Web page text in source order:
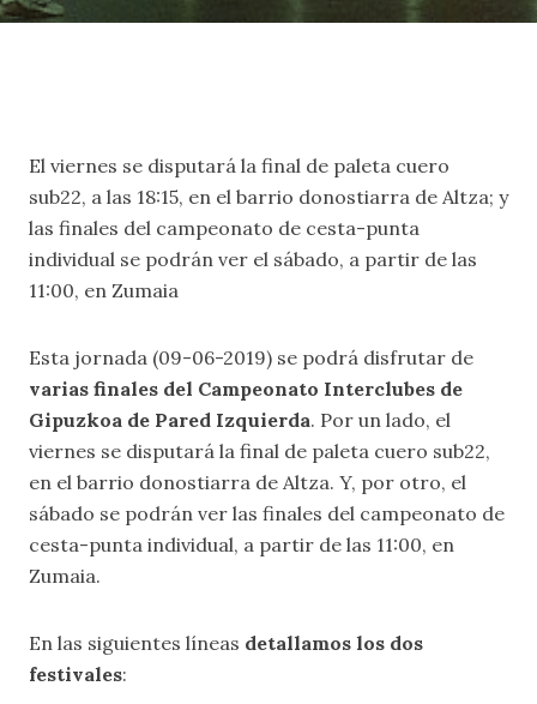
El viernes se disputará la final de paleta cuero
sub22, a las 18:15, en el barrio donostiarra de Altza; y
las finales del campeonato de cesta-punta
individual se podrán ver el sábado, a partir de las
11:00, en Zumaia
Esta jornada (09-06-2019) se podrá disfrutar de
varias finales del Campeonato Interclubes de
Gipuzkoa de Pared Izquierda. Por un lado, el
viernes se disputará la final de paleta cuero sub22,
en el barrio donostiarra de Altza. Y, por otro, el
sábado se podrán ver las finales del campeonato de
cesta-punta individual, a partir de las 11:00, en
Zumaia.
En las siguientes líneas detallamos los dos
festivales: